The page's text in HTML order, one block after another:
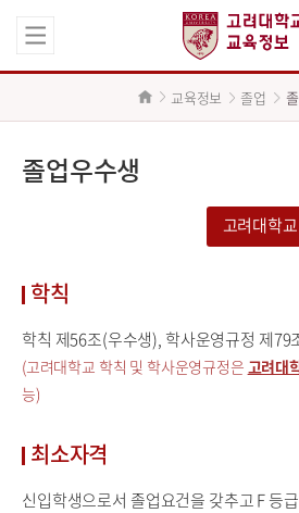
교육정보 졸업
졸업우수생
고려대학
학칙
학칙 제56조(우수생), 학사운영규정 제79
(고려대학교 학칙 및 학사운영규정은 고려대
능)
최소자격
신입학생으로서 졸업요건을 갖추고 F 등